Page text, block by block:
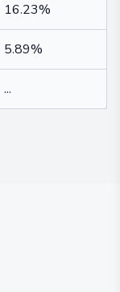
16.23%
5.89%
...